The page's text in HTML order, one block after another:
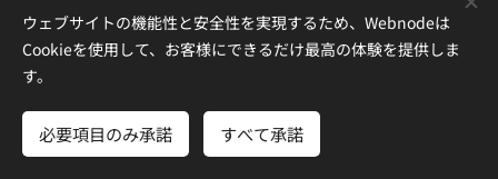
© 2022
に属します。
Powered by
Webnode
ウェブサイトの機能性と安全性を実現するため、Webnodeは
Cookieを使用して、お客様にできるだけ最高の体験を提供しま
す。
必要項目のみ承諾 すべて承諾